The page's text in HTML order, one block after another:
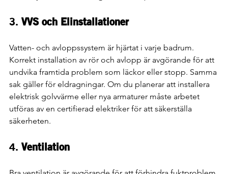
3. VVS och Elinstallationer
Vatten- och avloppssystem är hjärtat i varje badrum.
Korrekt installation av rör och avlopp är avgörande för att
undvika framtida problem som läckor eller stopp. Samma
sak gäller för eldragningar. Om du planerar att installera
elektrisk golvvärme eller nya armaturer måste arbetet
utföras av en certifierad elektriker för att säkerställa
säkerheten.
4. Ventilation